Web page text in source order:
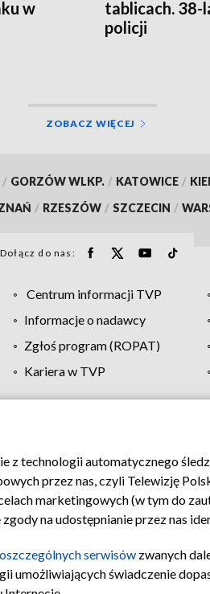
w
tablicach. 38-
policji
ZOBACZ WIĘCEJ
/ GORZÓW WLKP. / KATOWICE /
/ RZESZÓW / SZCZECIN /
Dołącz do nas:
Centrum informacji TVP
Informacje o nadawcy
Zgłoś program (ROPAT)
Kariera w TVP
Moje zgody Pomoc
technologii automatycznego
przez nas, czyli Telewizję
marketingowych (w tym do
na udostępnianie przez nas
serwisów zwanych
świadczenie